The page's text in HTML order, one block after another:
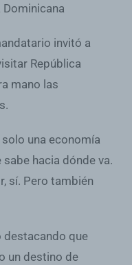
invitó a
República
mano las
solo una economía
hacia dónde va.
sí. Pero también
destacando que
un destino de